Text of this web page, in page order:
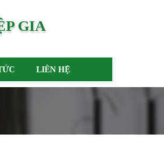
GIA
LIÊN HỆ